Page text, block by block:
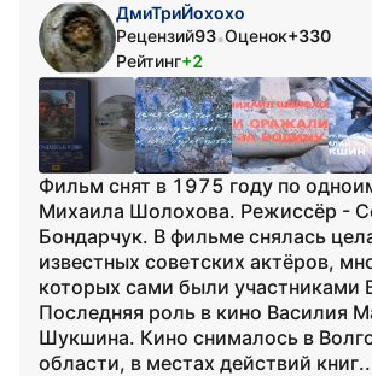
ДмиТриЙохохо
Рецензий93•Оценок+330
Рейтинг+2
Фильм снят в 1975 году по
Михаила Шолохова. Режиссёр -
Бондарчук. В фильме снялась
известных советских актёров,
которых сами были участниками
Последняя роль в кино Василия
Шукшина. Кино снималось в
области, в местах действий